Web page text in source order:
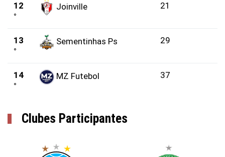
12
°
Joinville 21
13
°
Sementinhas Ps 29
14
°
MZ Futebol 37
Clubes Participantes